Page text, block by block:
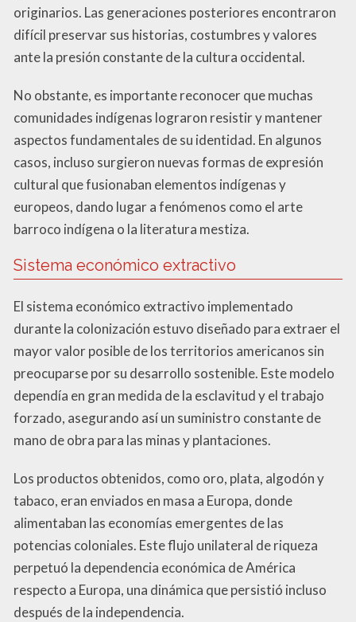
originarios. Las generaciones posteriores encontraron
difícil preservar sus historias, costumbres y valores
ante la presión constante de la cultura occidental.
No obstante, es importante reconocer que muchas
comunidades indígenas lograron resistir y mantener
aspectos fundamentales de su identidad. En algunos
casos, incluso surgieron nuevas formas de expresión
cultural que fusionaban elementos indígenas y
europeos, dando lugar a fenómenos como el arte
barroco indígena o la literatura mestiza.
Sistema económico extractivo
El sistema económico extractivo implementado
durante la colonización estuvo diseñado para extraer el
mayor valor posible de los territorios americanos sin
preocuparse por su desarrollo sostenible. Este modelo
dependía en gran medida de la esclavitud y el trabajo
forzado, asegurando así un suministro constante de
mano de obra para las minas y plantaciones.
Los productos obtenidos, como oro, plata, algodón y
tabaco, eran enviados en masa a Europa, donde
alimentaban las economías emergentes de las
potencias coloniales. Este flujo unilateral de riqueza
perpetuó la dependencia económica de América
respecto a Europa, una dinámica que persistió incluso
después de la independencia.